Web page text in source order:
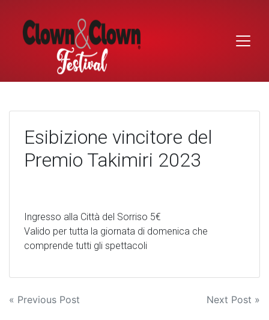
content
Esibizione vincitore del
Premio Takimiri 2023
Ingresso alla Città del Sorriso 5€
Valido per tutta la giornata di domenica che
comprende tutti gli spettacoli
Navigazione
« Previous Post Next Post »